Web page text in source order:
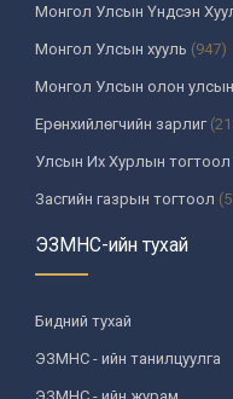
Монгол Улсын Үндсэн
Монгол Улсын хууль (947)
Монгол Улсын олон улсын
Ерөнхийлөгчийн зарлиг
Улсын Их Хурлын тогтоол
Засгийн газрын тогтоол
Үндсэн хуулийн цэцийн
Улсын дээд шүүхийн тогтоол
УИХ-аас томилогддог
тушаалтны шийдвэр
Сайдын тушаал(987)
ЭЗМНС-ийн тухай
Бидний тухай
ЭЗМНС - ийн танилцуулга